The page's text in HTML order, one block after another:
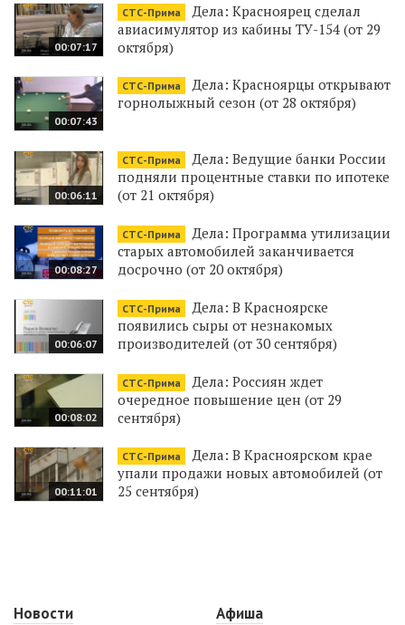
00:07:17
СТС-Прима
Дела: Красноярец сделал
авиасимулятор из кабины ТУ-154 (от 29
октября)
00:07:43
СТС-Прима
Дела: Красноярцы открывают
горнолыжный сезон (от 28 октября)
00:06:11
СТС-Прима
Дела: Ведущие банки России
подняли процентные ставки по ипотеке
(от 21 октября)
00:08:27
СТС-Прима
Дела: Программа утилизации
старых автомобилей заканчивается
досрочно (от 20 октября)
00:06:07
СТС-Прима
Дела: В Красноярске
появились сыры от незнакомых
производителей (от 30 сентября)
00:08:02
СТС-Прима
Дела: Россиян ждет
очередное повышение цен (от 29
сентября)
00:11:01
СТС-Прима
Дела: В Красноярском крае
упали продажи новых автомобилей (от
25 сентября)
Новости
Афиша